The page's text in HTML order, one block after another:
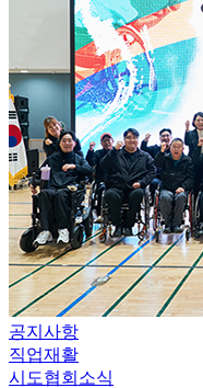
공지사항
직업재활
시도협회소식